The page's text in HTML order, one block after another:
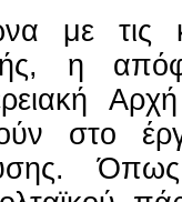
με τις
η
στο